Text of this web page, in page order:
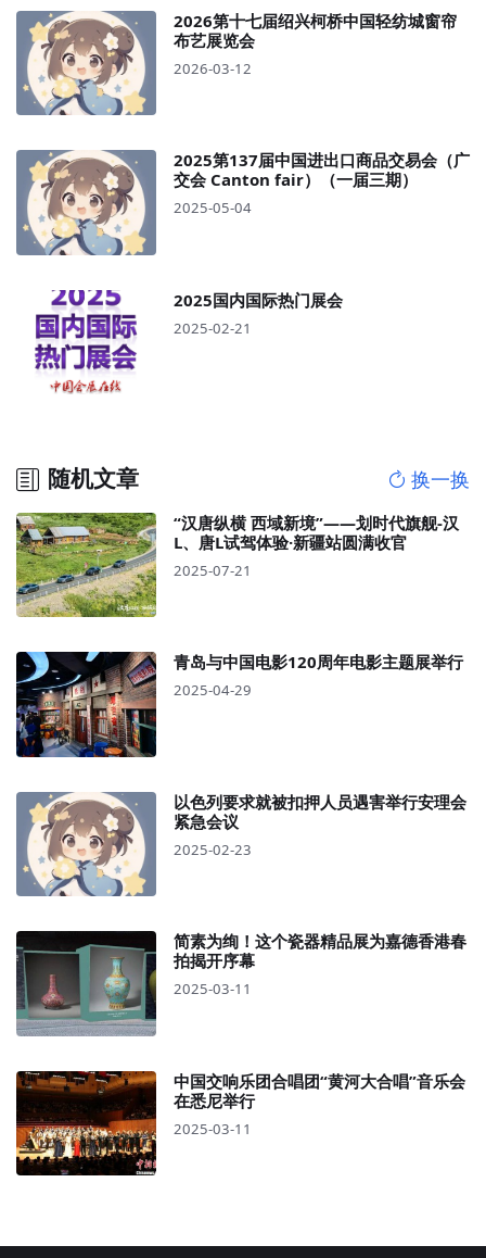
2026第十七届绍兴柯桥中国轻纺城窗帘
布艺展览会
2026-03-12
2025第137届中国进出口商品交易会（广
交会 Canton fair）（一届三期）
2025-05-04
2025国内国际热门展会
2025-02-21
随机文章 换一换
“汉唐纵横 西域新境”——划时代旗舰-汉
L、唐L试驾体验·新疆站圆满收官
2025-07-21
青岛与中国电影120周年电影主题展举行
2025-04-29
以色列要求就被扣押人员遇害举行安理会
紧急会议
2025-02-23
简素为绚！这个瓷器精品展为嘉德香港春
拍揭开序幕
2025-03-11
中国交响乐团合唱团“黄河大合唱”音乐会
在悉尼举行
2025-03-11